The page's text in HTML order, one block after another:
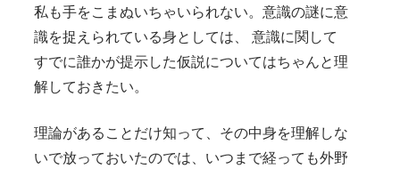
私も手をこまぬいちゃいられない。意識の謎に意
識を捉えられている身としては、 意識に関して
すでに誰かが提示した仮説についてはちゃんと理
解しておきたい。
理論があることだけ知って、その中身を理解しな
いで放っておいたのでは、いつまで経っても外野